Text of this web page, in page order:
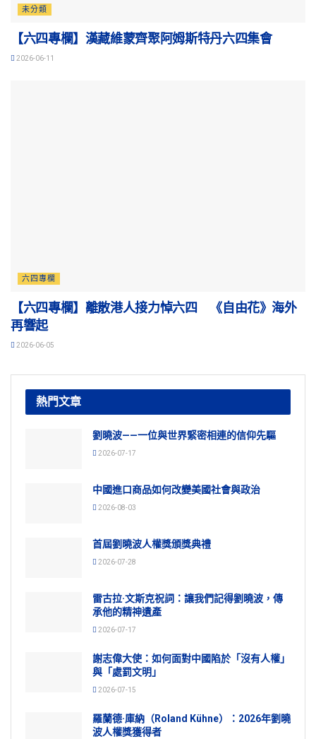
未分類
【六四專欄】漢藏維蒙齊聚阿姆斯特丹六四集會
2026-06-11
六四專欄
【六四專欄】離散港人接力悼六四 《自由花》海外
再響起
2026-06-05
熱門文章
劉曉波——一位與世界緊密相連的信仰先驅
2026-07-17
中國進口商品如何改變美國社會與政治
2026-08-03
首屆劉曉波人權獎頒獎典禮
2026-07-28
雷古拉·文斯克祝詞：讓我們記得劉曉波，傳
承他的精神遺產
2026-07-17
謝志偉大使：如何面對中國陷於「沒有人權」
與「處罰文明」
2026-07-15
羅蘭德·庫納（Roland Kühne）：2026年劉曉
波人權獎獲得者